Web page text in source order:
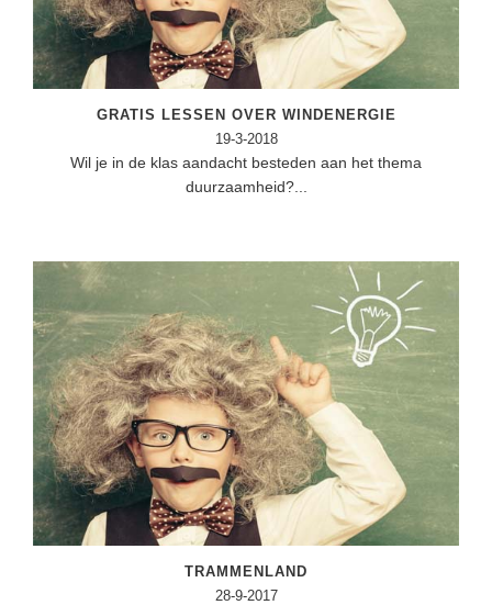
GRATIS LESSEN OVER WINDENERGIE
19-3-2018
Wil je in de klas aandacht besteden aan het thema
duurzaamheid?...
TRAMMENLAND
28-9-2017